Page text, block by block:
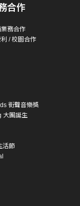
合作
務合作
/ 校園合作
街聲音樂獎
大團誕生
活節